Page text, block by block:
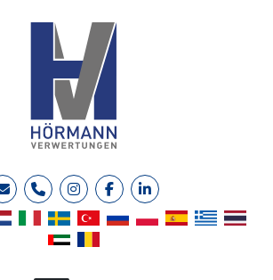
E-MailTelefoninstagramfacebooklinkedin